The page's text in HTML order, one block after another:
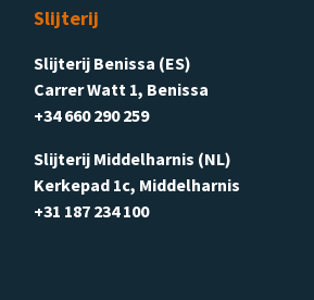
Slijterij
Slijterij Benissa (ES)
Carrer Watt 1, Benissa
+34 660 290 259
Slijterij Middelharnis (NL)
Kerkepad 1c, Middelharnis
+31 187 234 100